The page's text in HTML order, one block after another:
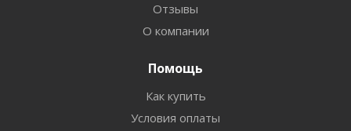
Отзывы
О компании
Помощь
Как купить
Условия оплаты